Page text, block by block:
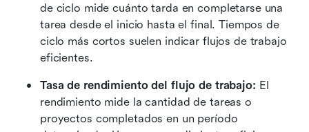
de ciclo mide cuánto tarda en completarse una
tarea desde el inicio hasta el final. Tiempos de
ciclo más cortos suelen indicar flujos de trabajo
eficientes.
Tasa de rendimiento del flujo de trabajo: El
rendimiento mide la cantidad de tareas o
proyectos completados en un período